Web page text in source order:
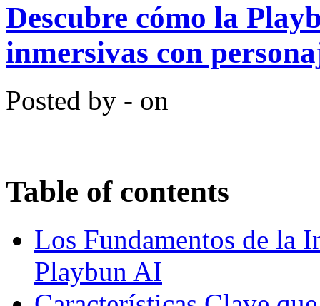
Descubre cómo la
inmersivas con
Posted by - on
Table of contents
Los Fundamentos de la
Playbun AI